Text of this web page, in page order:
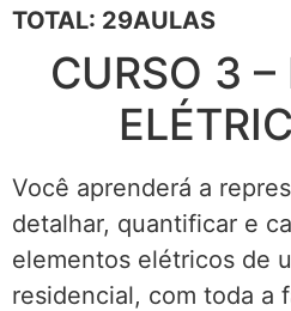
TOTAL: 29AULAS
CURSO 3 –
Você aprenderá a
detalhar, quantificar e
elementos elétricos de
residencial, com toda a